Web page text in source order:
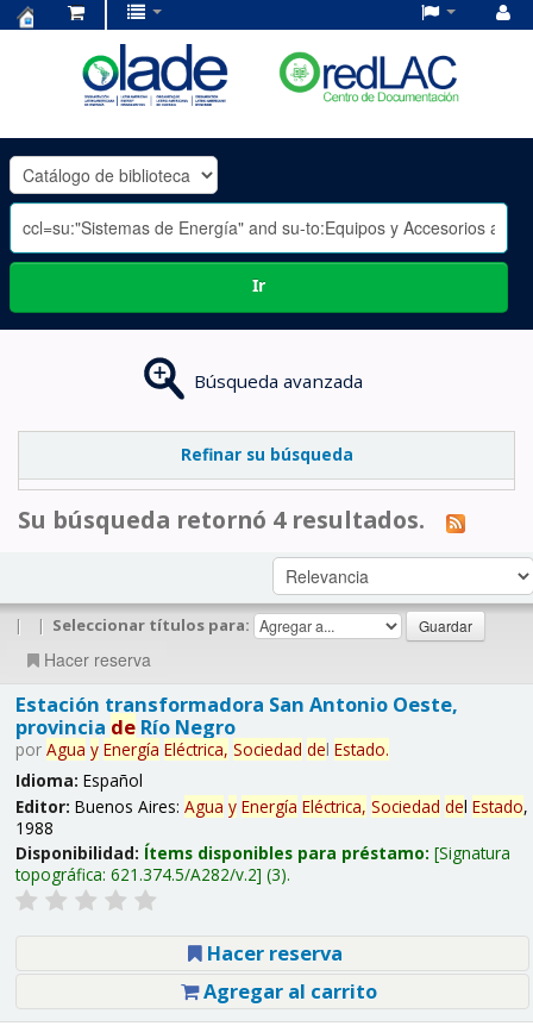
OLADE
-
Ir
Búsqueda avanzada
Refinar su búsqueda
Su búsqueda retornó 4 resultados.
| | Seleccionar títulos para:
Hacer reserva
Estación transformadora San Antonio Oeste,
provincia deRío Negro
por Agua y Energía Eléctrica, Sociedad del Estado.
Idioma: Español
Editor: Buenos Aires: Agua y Energía Eléctrica, Sociedad del Estado,
1988
Disponibilidad: Ítems disponibles para préstamo: Signatura
topográfica: 621.374.5/A282/v.2 (3).
Hacer reserva
Agregar al carrito